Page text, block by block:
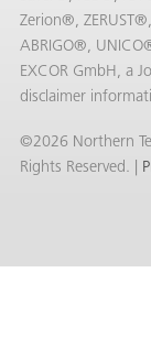
Zerion®,
ABRIGO®,
EXCOR GmbH, a
disclaimer
©2026 Northern
Rights Reserved. |